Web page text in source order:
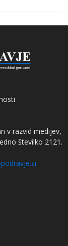
v razvid medijev,
številko 2121.